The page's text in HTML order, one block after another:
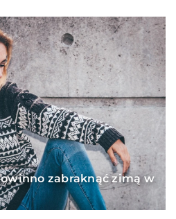
zabraknąć zimą w